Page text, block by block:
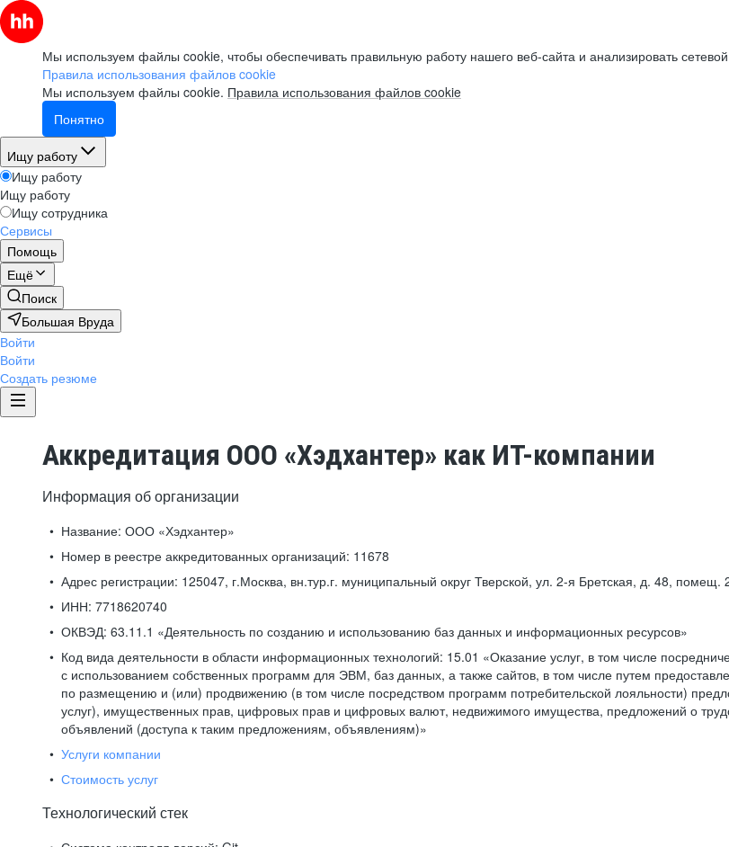
Мы используем файлы cookie, чтобы обеспечивать правильную работу нашего веб-сайта и анализировать
Правила использования файлов cookie
Мы используем файлы cookie. Правила использования файлов cookie
Понятно
Ищу работу
Ищу работу
Ищу работу
Ищу сотрудника
Сервисы
Помощь
Ещё
Поиск
Большая Вруда
Войти
Войти
Создать резюме
Аккредитация ООО «Хэдхантер» как ИТ-компании
Информация об организации
Название: ООО «Хэдхантер»
Номер в реестре аккредитованных организаций: 11678
Адрес регистрации: 125047, г.Москва, вн.тур.г. муниципальный округ Тверской, ул. 2-я Бретская, д. 48, помещ.
ИНН: 7718620740
ОКВЭД: 63.11.1 «Деятельность по созданию и использованию баз данных и информационных ресурсов»
Код вида деятельности в области информационных технологий: 15.01 «Оказание услуг, в том числе
с использованием собственных программ для ЭВМ, баз данных, а также сайтов, в том числе путем
по размещению и (или) продвижению (в том числе посредством программ потребительской лояльности)
услуг), имущественных прав, цифровых прав и цифровых валют, недвижимого имущества, предложений о
объявлений (доступа к таким предложениям, объявлениям)»
Услуги компании
Стоимость услуг
Технологический стек